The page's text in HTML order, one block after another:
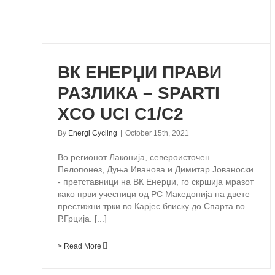
ВК ЕНЕРЏИ ПРАВИ
РАЗЛИКА – SPARTI
XCO UCI C1/C2
By Energi Cycling October 15th, 2021
Во регионот Лаконија, североисточен
Пелопонез, Дуња Иванова и Димитар Јованоски
- претставници на ВК Енерџи, го скршија мразот
како први учесници од РС Македонија на двете
престижни трки во Карјес блиску до Спарта во
Р.Грција. [...]
> Read More